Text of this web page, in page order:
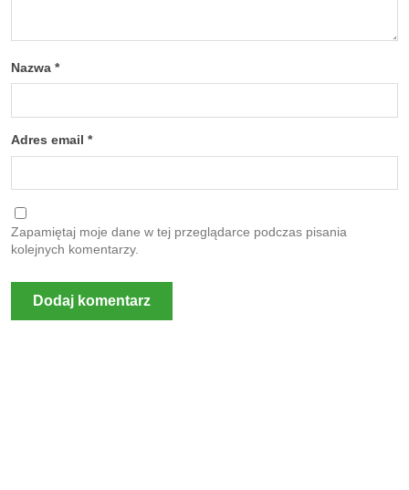
Nazwa *
Adres email *
Zapamiętaj moje dane w tej przeglądarce podczas pisania
kolejnych komentarzy.